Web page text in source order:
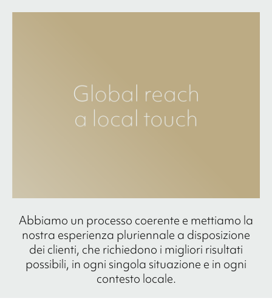
Abbiamo un processo coerente e mettiamo la
nostra esperienza pluriennale a disposizione
dei clienti, che richiedono i migliori risultati
possibili, in ogni singola situazione e in ogni
contesto locale.